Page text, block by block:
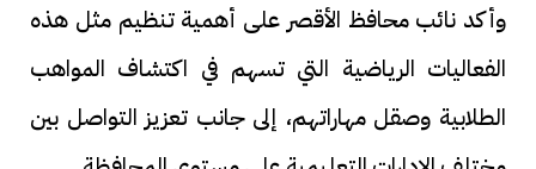
وأكد نائب محافظ الأقصر على أهمية تنظيم مثل هذه
الفعاليات الرياضية التي تسهم في اكتشاف المواهب
الطلابية وصقل مهاراتهم، إلى جانب تعزيز التواصل بين